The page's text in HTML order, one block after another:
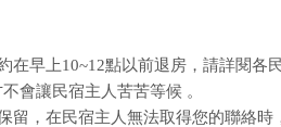
早上10~12點以前退房，請詳閱各
會讓民宿主人苦苦等候 。
留，在民宿主人無法取得您的聯絡時